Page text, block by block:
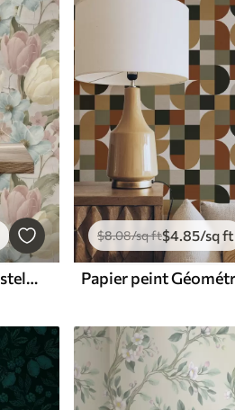
Papier peint Tulipes et fleurs pastel sur fond clair craquelé
$8.08/sq ft$4.85/sq ft